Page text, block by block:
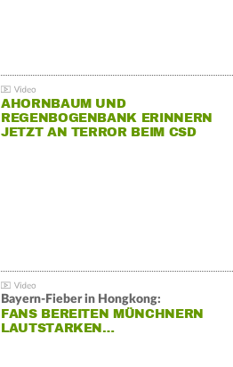
AHORNBAUM UND
REGENBOGENBANK ERINNERN
JETZT AN TERROR BEIM CSD
Bayern-Fieber in Hongkong:
FANS BEREITEN MÜNCHNERN
LAUTSTARKEN…